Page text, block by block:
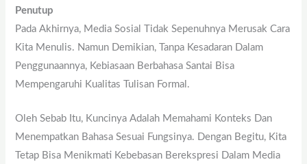
Penutup
Pada Akhirnya, Media Sosial Tidak Sepenuhnya Merusak Cara
Kita Menulis. Namun Demikian, Tanpa Kesadaran Dalam
Penggunaannya, Kebiasaan Berbahasa Santai Bisa
Mempengaruhi Kualitas Tulisan Formal.
Oleh Sebab Itu, Kuncinya Adalah Memahami Konteks Dan
Menempatkan Bahasa Sesuai Fungsinya. Dengan Begitu, Kita
Tetap Bisa Menikmati Kebebasan Berekspresi Dalam Media